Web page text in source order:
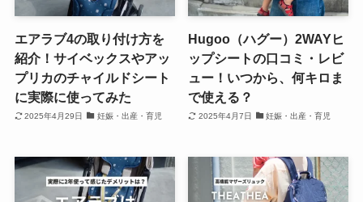
エアラブ4の取り付け方を
紹介！サイベックスやアッ
プリカのチャイルドシート
に実際に使ってみた
2025年4月29日 妊娠・出産・育児
Hugoo（ハグー）2WAYヒ
ップシートの口コミ・レビ
ュー！いつから、何キロま
で使える？
2025年4月7日 妊娠・出産・育児